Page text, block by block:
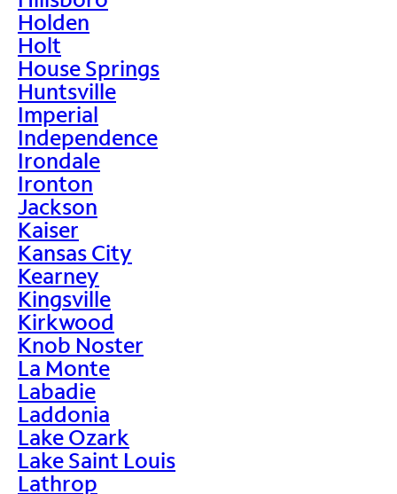
Holden
Holt
House Springs
Huntsville
Imperial
Independence
Irondale
Ironton
Jackson
Kaiser
Kansas City
Kearney
Kingsville
Kirkwood
Knob Noster
La Monte
Labadie
Laddonia
Lake Ozark
Lake Saint Louis
Lathrop